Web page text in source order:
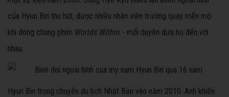
của Hyun Bin thu hút, được nhiều nhân viên trường quay mến mộ
khi đóng chung phim Worlds Within - mối duyên đưa họ đến với
nhau.
Hyun Bin trong chuyến du lịch Nhật Bản vào năm 2010. Anh khiến